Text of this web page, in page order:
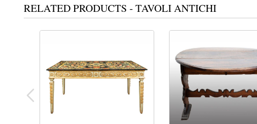
RELATED PRODUCTS - TAVOLI ANTICHI